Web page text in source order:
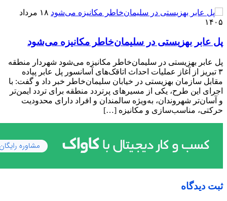
۱۸ مرداد
۱۴۰۵
پل عابر بهزیستی در سلیمان‌خاطر مکانیزه می‌شود
پل عابر بهزیستی در سلیمان‌خاطر مکانیزه می‌شود شهردار منطقه
۳ تبریز از آغاز عملیات احداث اتاقک‌های آسانسور پل عابر پیاده
مقابل سازمان بهزیستی در خیابان سلیمان‌خاطر خبر داد و گفت: با
اجرای این طرح، یکی از مسیرهای پرتردد منطقه برای تردد ایمن‌تر
و آسان‌تر شهروندان، به‌ویژه سالمندان و افراد دارای محدودیت
حرکتی، مناسب‌سازی و مکانیزه […]
ثبت دیدگاه